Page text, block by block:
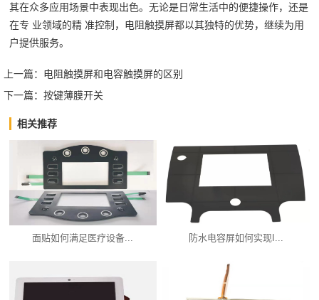
其在众多应用场景中表现出色。无论是日常生活中的便捷操作，还是
在专 业领域的精 准控制，电阻触摸屏都以其独特的优势，继续为用
户提供服务。‍
上一篇： 电阻触摸屏和电容触摸屏的区别
下一篇： 按键薄膜开关
相关推荐
面贴如何满足医疗设备... 防水电容屏如何实现I...